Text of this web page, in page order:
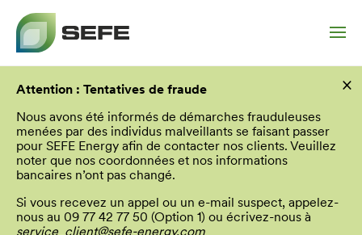
principal
Attention : Tentatives de fraude
Nous avons été informés de démarches frauduleuses
menées par des individus malveillants se faisant passer
pour SEFE Energy afin de contacter nos clients. Veuillez
noter que nos coordonnées et nos informations
bancaires n’ont pas changé.
Si vous recevez un appel ou un e-mail suspect, appelez-
nous au 09 77 42 77 50 (Option 1) ou écrivez-nous à
service_client@sefe-energy.com
×